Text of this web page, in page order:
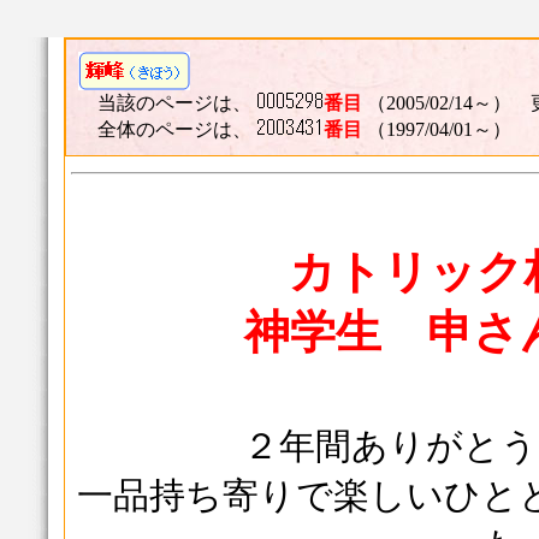
当該のページは、 番目
（2005/02/14～）
全体のページは、
番目 （1997/04/01～）
カトリック
神学生 申さ
２年間ありがと
一品持ち寄りで楽しいひと